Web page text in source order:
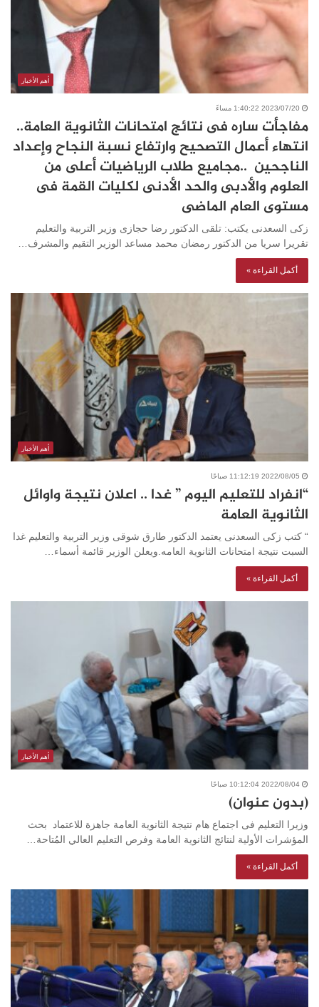
أهم الأخبار
2023/07/20 1:40:22 مساءً
مفاجأت ساره فى نتائج امتحانات الثانوية العامة..
انتهاء أعمال التصحيح وارتفاع نسبة النجاح وإعداد
الناجحين ..مجاميع طلاب الرياضيات أعلى من
العلوم والأدبى والحد الأدنى لكليات القمة فى
مستوى العام الماضى
زكى السعدنى يكتب: تلقى الدكتور رضا حجازى وزير التربية والتعليم
تقريرا سريا من الدكتور رمضان محمد مساعد الوزير التقيم والمشرف…
أكمل القراءة »
أهم الأخبار
2022/08/05 11:12:19 صباحًا
“انفراد للتعليم اليوم ” غدا .. اعلان نتيجة واوائل
الثانوية العامة
“ كتب زكى السعدنى يعتمد الدكتور طارق شوقى وزير التربية والتعليم غدا
السبت نتيجة امتحانات الثانوية العامه.ويعلن الوزير قائمة أسماء…
أكمل القراءة »
أهم الأخبار
2022/08/04 10:12:04 صباحًا
(بدون عنوان)
وزيرا التعليم فى اجتماع هام نتيجة الثانوية العامة جاهزة للاعتماد بحث
المؤشرات الأولية لنتائج الثانوية العامة وفرص التعليم العالي المُتاحة…
أكمل القراءة »